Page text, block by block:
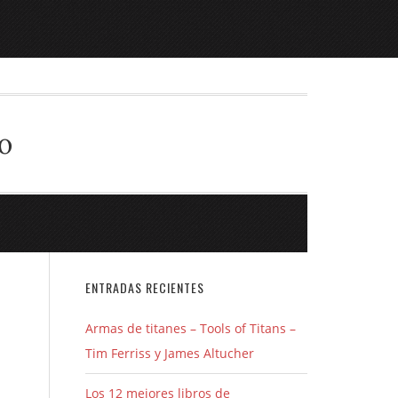
ENTRADAS RECIENTES
Armas de titanes – Tools of Titans –
Tim Ferriss y James Altucher
Los 12 mejores libros de